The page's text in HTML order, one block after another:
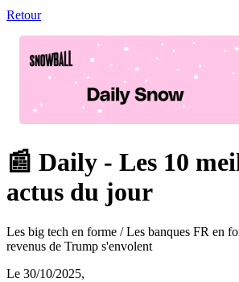
Retour
📰 Daily - Les 10
actus du jour
Les big tech en forme / Les banques FR en
revenus de Trump s'envolent
Le 30/10/2025,